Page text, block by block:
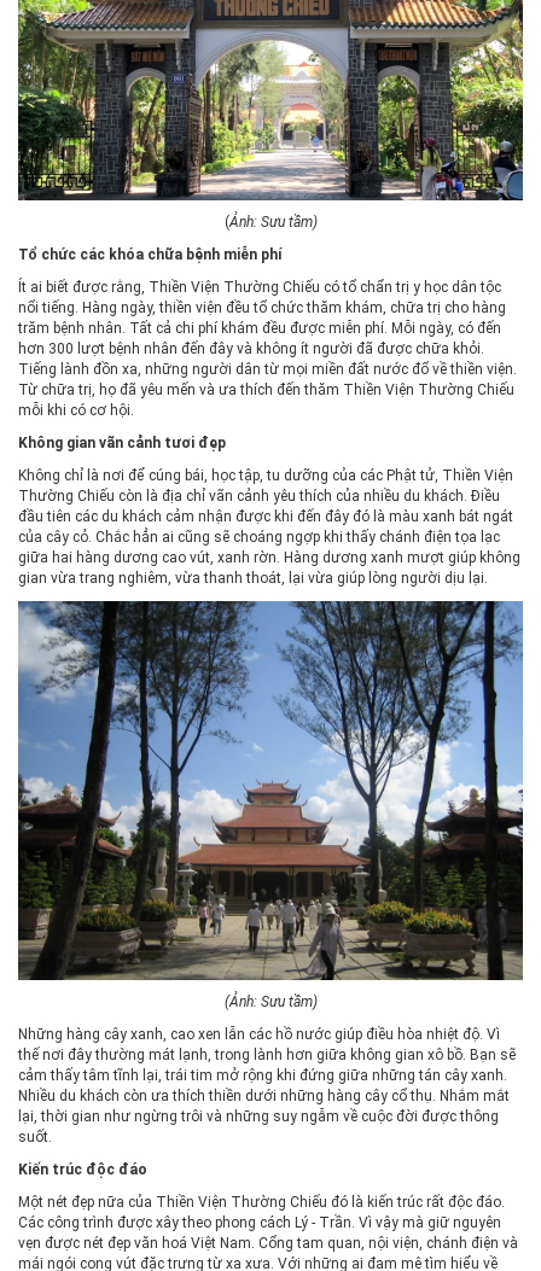
(Ảnh: Sưu tầm)
Tổ chức các khóa chữa bệnh miễn phí
Ít ai biết được rằng, Thiền Viện Thường Chiếu có tổ chẩn trị y học dân tộc
nổi tiếng. Hàng ngày, thiền viện đều tổ chức thăm khám, chữa trị cho hàng
trăm bệnh nhân. Tất cả chi phí khám đều được miễn phí. Mỗi ngày, có đến
hơn 300 lượt bệnh nhân đến đây và không ít người đã được chữa khỏi.
Tiếng lành đồn xa, những người dân từ mọi miền đất nước đổ về thiền viện.
Từ chữa trị, họ đã yêu mến và ưa thích đến thăm Thiền Viện Thường Chiếu
mỗi khi có cơ hội.
Không gian vãn cảnh tươi đẹp
Không chỉ là nơi để cúng bái, học tập, tu dưỡng của các Phật tử, Thiền Viện
Thường Chiếu còn là địa chỉ vãn cảnh yêu thích của nhiều du khách. Điều
đầu tiên các du khách cảm nhận được khi đến đây đó là màu xanh bát ngát
của cây cỏ. Chắc hẳn ai cũng sẽ choáng ngợp khi thấy chánh điện tọa lạc
giữa hai hàng dương cao vút, xanh rờn. Hàng dương xanh mượt giúp không
gian vừa trang nghiêm, vừa thanh thoát, lại vừa giúp lòng người dịu lại.
(Ảnh: Sưu tầm)
Những hàng cây xanh, cao xen lẫn các hồ nước giúp điều hòa nhiệt độ. Vì
thế nơi đây thường mát lạnh, trong lành hơn giữa không gian xô bồ. Bạn sẽ
cảm thấy tâm tĩnh lại, trái tim mở rộng khi đứng giữa những tán cây xanh.
Nhiều du khách còn ưa thích thiền dưới những hàng cây cổ thụ. Nhắm mắt
lại, thời gian như ngừng trôi và những suy ngẫm về cuộc đời được thông
suốt.
Kiến trúc độc đáo
Một nét đẹp nữa của Thiền Viện Thường Chiếu đó là kiến trúc rất độc đáo.
Các công trình được xây theo phong cách Lý - Trần. Vì vậy mà giữ nguyên
vẹn được nét đẹp văn hoá Việt Nam. Cổng tam quan, nội viện, chánh điện và
mái ngói cong vút đặc trưng từ xa xưa. Với những ai đam mê tìm hiểu về